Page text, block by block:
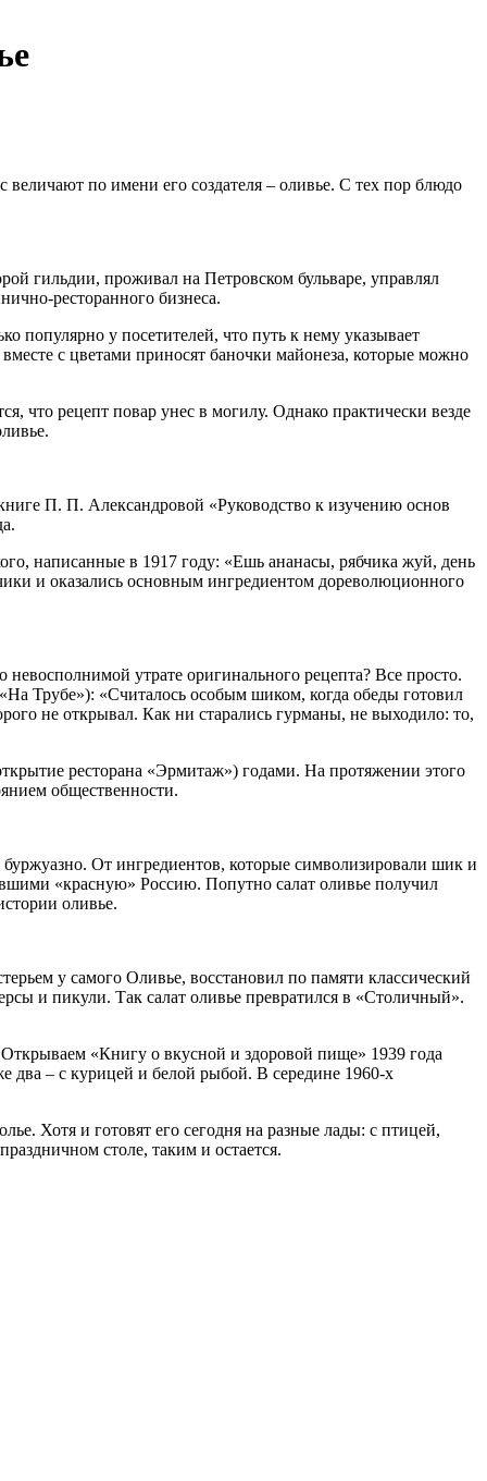
по имени его создателя – оливье. С тех пор блюдо
гильдии, проживал на Петровском бульваре, управлял
ресторанного бизнеса.
популярно у посетителей, что путь к нему указывает
с цветами приносят баночки майонеза, которые можно
что рецепт повар унес в могилу. Однако практически везде
П. П. Александровой «Руководство к изучению основ
написанные в 1917 году: «Ешь ананасы, рябчика жуй, день
и оказались основным ингредиентом дореволюционного
утрате оригинального рецепта? Все просто.
Трубе»): «Считалось особым шиком, когда обеды готовил
не открывал. Как ни старались гурманы, не выходило: то,
ресторана «Эрмитаж») годами. На протяжении этого
общественности.
От ингредиентов, которые символизировали шик и
«красную» Россию. Попутно салат оливье получил
оливье.
у самого Оливье, восстановил по памяти классический
и пикули. Так салат оливье превратился в «Столичный».
«Книгу о вкусной и здоровой пище» 1939 года
два – с курицей и белой рыбой. В середине 1960-х
Хотя и готовят его сегодня на разные лады: с птицей,
столе, таким и остается.